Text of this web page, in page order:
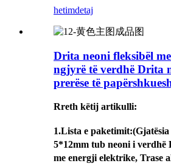
hetimdetaj
Drita neoni fleksibël
ngjyrë të verdhë Drita
prerëse të
Rreth këtij artikulli:
1.Lista e paketimit
5*12mm tub neoni i
me energji elektrike, Trase